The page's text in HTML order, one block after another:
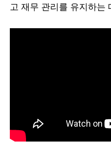
고 재무 관리를 유지하는